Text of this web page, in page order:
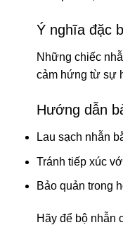
Ý nghĩa đặc
Những chiếc
cảm hứng từ sự
Hướng dẫn
Lau sạch nhẫn
Tránh tiếp xúc
Bảo quản trong
Hãy để bộ nhẫn